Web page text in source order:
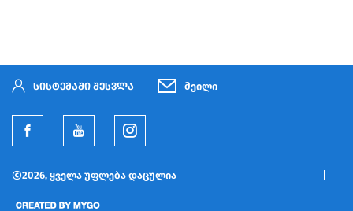
სისტემაში შესვლა მეილი
2026, ყველა უფლება დაცულია